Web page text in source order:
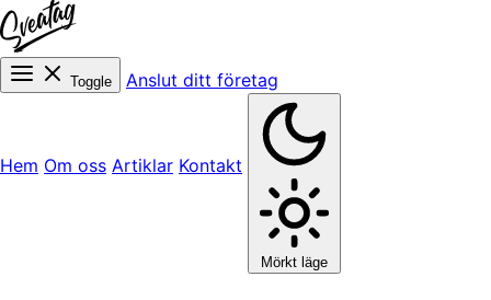
Toggle Anslut ditt företag
Hem Om oss Artiklar Kontakt
Mörkt läge